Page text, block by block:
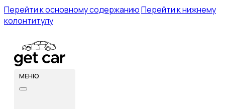
Перейти к основному содержаниюПерейти к нижнему
колонтитулу
МЕНЮ